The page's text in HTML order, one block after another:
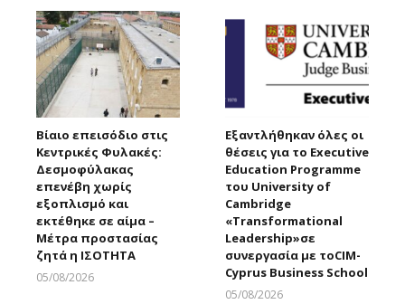
Βίαιο επεισόδιο στις
Κεντρικές Φυλακές:
Δεσμοφύλακας
επενέβη χωρίς
εξοπλισμό και
εκτέθηκε σε αίμα –
Μέτρα προστασίας
ζητά η ΙΣΟΤΗΤΑ
05/08/2026
Εξαντλήθηκαν όλες οι
θέσεις για το Executive
Education Programme
του University of
Cambridge
«Transformational
Leadership»σε
συνεργασία με τοCIM-
Cyprus Business School
05/08/2026